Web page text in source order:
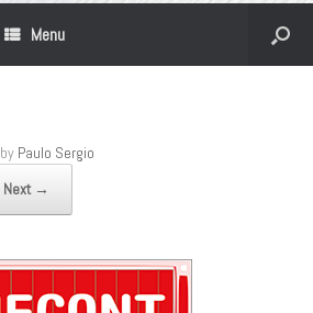
Menu
by Paulo Sergio
Next →